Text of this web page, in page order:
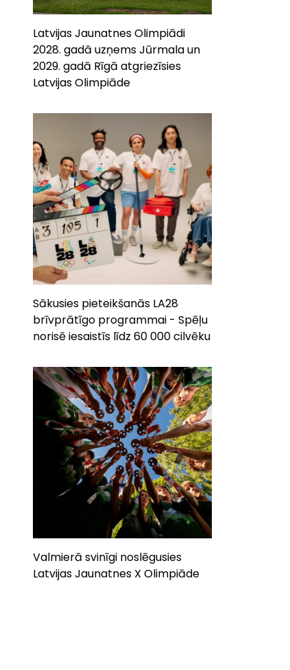
Latvijas Jaunatnes Olimpiādi
2028. gadā uzņems Jūrmala un
2029. gadā Rīgā atgriezīsies
Latvijas Olimpiāde
Sākusies pieteikšanās LA28
brīvprātīgo programmai - Spēļu
norisē iesaistīs līdz 60 000 cilvēku
Valmierā svinīgi noslēgusies
Latvijas Jaunatnes X Olimpiāde